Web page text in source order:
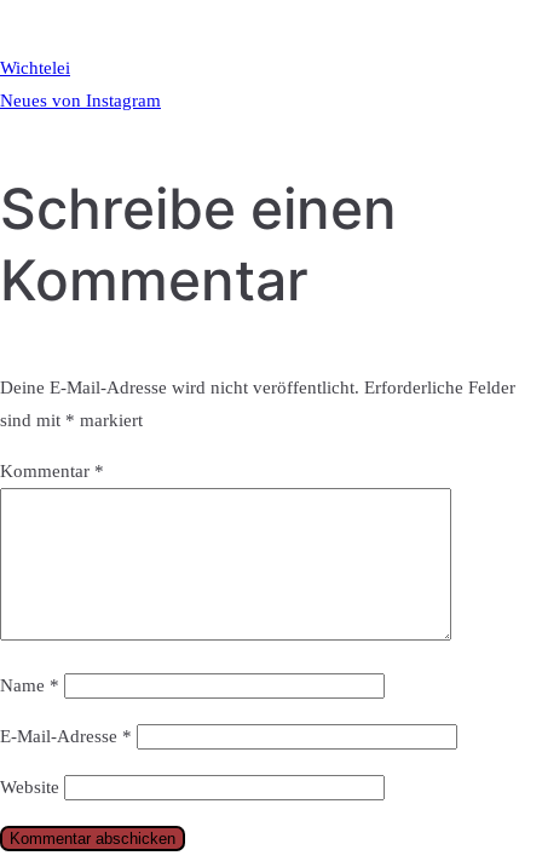
Wichtelei
Neues von Instagram
Schreibe einen
Kommentar
Deine E-Mail-Adresse wird nicht veröffentlicht. Erforderliche Felder
sind mit * markiert
Kommentar *
Name *
E-Mail-Adresse *
Website